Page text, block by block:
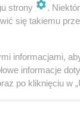
strony
.
się takiemu
informacjami,
informacje
po kliknięciu w